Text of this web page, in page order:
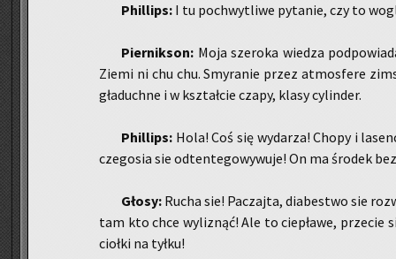
Phil­lips: I tu po­chwy­tli­we py­ta­nie, czy to
Pier­nik­son: Moja sze­ro­ka wie­dza
Ziemi ni chu chu. Smy­ra­nie przez at­mos­fe­re
gła­duch­ne i w kształ­cie czapy, klasy cy­lin­der.
Phil­lips: Hola! Coś się wy­da­rza! Chopy i
cze­go­sia sie od­ten­te­go­wy­wu­je! On ma śro­dek
Głosy: Rucha sie! Pa­czaj­ta, dia­be­stwo sie
tam kto chce wy­li­znąć! Ale to cie­pła­we, prze­cie
cioł­ki na tyłku!